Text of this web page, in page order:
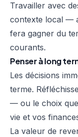
Travailler avec
contexte local —
fera gagner du
courants.
Penser à long
Les décisions
terme.
— ou le choix
vie et vos
La valeur de